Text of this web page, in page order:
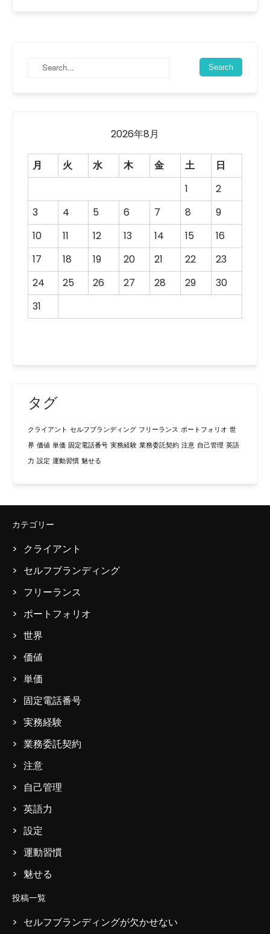
2026年8月
月 火 水 木 金 土
日
1
2
3
4 5 6 7 8
9
10
11 12 13 14 15
16
17
18 19 20 21 22
23
24
25 26 27 28 29
30
31
タグ
クライアント セルフブランディング フリーランス ポートフォリオ 世
界 価値 単価 固定電話番号 実務経験 業務委託契約 注意 自己管理 英語
力 設定 運動習慣 魅せる
カテゴリー
クライアント
セルフブランディング
フリーランス
ポートフォリオ
世界
価値
単価
固定電話番号
実務経験
業務委託契約
注意
自己管理
英語力
設定
運動習慣
魅せる
投稿一覧
セルフブランディングが欠かせない